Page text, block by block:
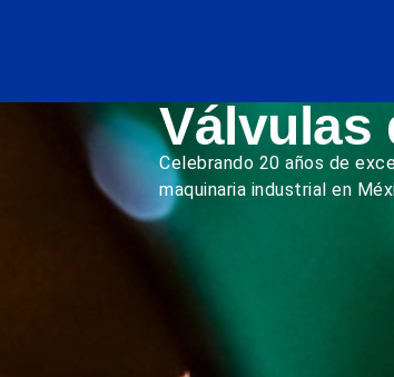
Válvulas
Celebrando 20 años de
maquinaria industrial en